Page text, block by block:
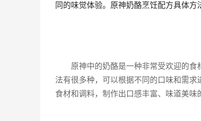
同的味觉体验。原神奶酪烹饪配方具体
原神中的奶酪是一种非常受欢迎的
法有很多种，可以根据不同的口味和需
食材和调料，制作出口感丰富、味道美